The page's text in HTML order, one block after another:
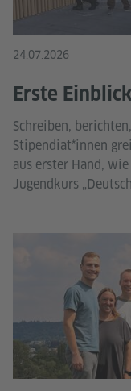
24.07.2026
Erste
Schreiben,
Stipendiat*innen
aus erster Hand,
Jugendkurs